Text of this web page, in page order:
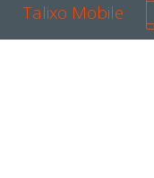
Talixo Mobile